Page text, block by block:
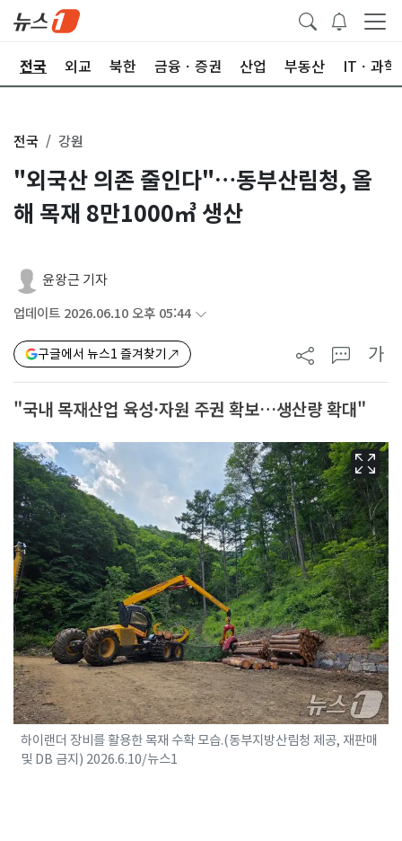
전국 외교 북한 금융ㆍ증권 산업 부동산 ITㆍ과학
전국 강원
"외국산 의존 줄인다"…동부산림청, 올
해 목재 8만1000㎥ 생산
윤왕근 기자
업데이트 2026.06.10 오후 05:44
구글에서 뉴스1 즐겨찾기 가
"국내 목재산업 육성·자원 주권 확보…생산량 확대"
하이랜더 장비를 활용한 목재 수확 모습.(동부지방산림청 제공, 재판매
및 DB 금지) 2026.6.10/뉴스1